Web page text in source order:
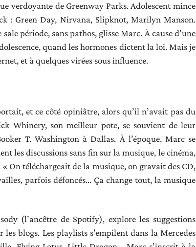
verdoyante de Greenway Parks. Adolescent mince
: Green Day, Nirvana, Slipknot, Marilyn Manson.
période, sans pathos, glisse Marc. À cause d’une
quand les hormones dictent la loi. Mais je
et à quelques virées sous influence.
et ce côté opiniâtre, alors qu’il n’avait pas du
Whinery, son meilleur pote, se souvient de leur
T. Washington à Dallas. À l’époque, Marc se
les discussions sans fin sur la musique, le cinéma,
On téléchargeait de la musique, on gravait des CD,
parfois défoncés… Ça change tout, la musique
(l’ancêtre de Spotify), explore les suggestions
blogs. Les playlists s’empilent dans la Mercedes